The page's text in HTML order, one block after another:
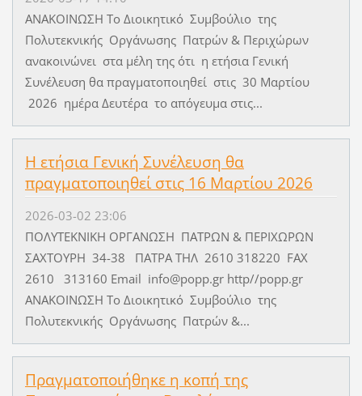
ΑΝΑΚΟΙΝΩΣΗ Το Διοικητικό Συμβούλιο της
Πολυτεκνικής Οργάνωσης Πατρών & Περιχώρων
ανακοινώνει στα μέλη της ότι η ετήσια Γενική
Συνέλευση θα πραγματοποιηθεί στις 30 Μαρτίου
2026 ημέρα Δευτέρα το απόγευμα στις...
H ετήσια Γενική Συνέλευση θα
πραγματοποιηθεί στις 16 Μαρτίου 2026
2026-03-02 23:06
ΠΟΛΥΤΕΚΝΙΚΗ ΟΡΓΑΝΩΣΗ ΠΑΤΡΩΝ & ΠΕΡΙΧΩΡΩΝ
ΣΑΧΤΟΥΡΗ 34-38 ΠΑΤΡΑ ΤΗΛ 2610 318220 FAX
2610 313160 Email info@popp.gr http//popp.gr
ΑΝΑΚΟΙΝΩΣΗ Το Διοικητικό Συμβούλιο της
Πολυτεκνικής Οργάνωσης Πατρών &...
Πραγματοποιήθηκε η κοπή της